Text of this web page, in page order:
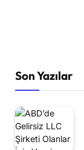
Son Yazılar